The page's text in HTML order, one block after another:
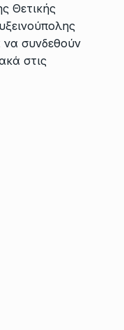
Θετικής
να συνδεθούν
στις